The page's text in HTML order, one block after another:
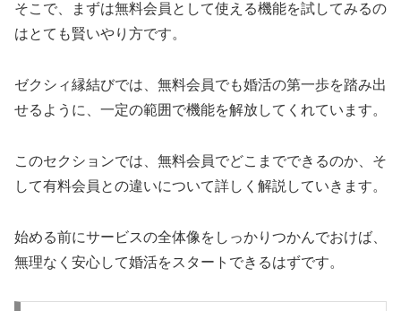
そこで、まずは無料会員として使える機能を試してみるの
はとても賢いやり方です。
ゼクシィ縁結びでは、無料会員でも婚活の第一歩を踏み出
せるように、一定の範囲で機能を解放してくれています。
このセクションでは、無料会員でどこまでできるのか、そ
して有料会員との違いについて詳しく解説していきます。
始める前にサービスの全体像をしっかりつかんでおけば、
無理なく安心して婚活をスタートできるはずです。